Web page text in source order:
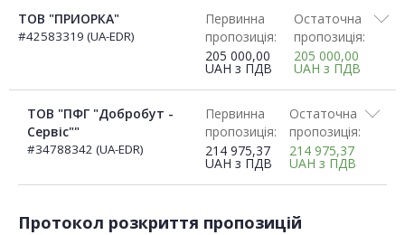
ТОВ "ПРИОРКА"
#42583319 (UA-EDR)
Первинна
пропозиція:
205 000,00
UAH з ПДВ
Остаточна
пропозиція:
205 000,00
UAH з ПДВ
ТОВ "ПФГ "Добробут -
Сервіс""
#34788342 (UA-EDR)
Первинна
пропозиція:
214 975,37
UAH з ПДВ
Остаточна
пропозиція:
214 975,37
UAH з ПДВ
Протокол розкриття пропозицій